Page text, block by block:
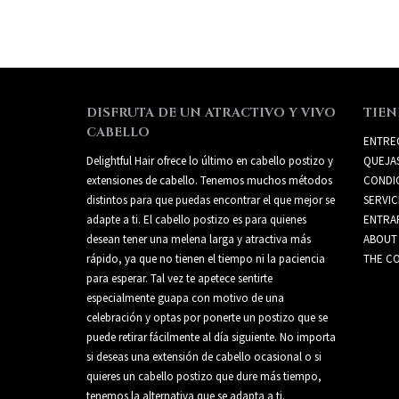
DISFRUTA DE UN ATRACTIVO Y VIVO
CABELLO
Delightful Hair ofrece lo último en cabello postizo y
extensiones de cabello. Tenemos muchos métodos
distintos para que puedas encontrar el que mejor se
adapte a ti. El cabello postizo es para quienes
desean tener una melena larga y atractiva más
rápido, ya que no tienen el tiempo ni la paciencia
para esperar. Tal vez te apetece sentirte
especialmente guapa con motivo de una
celebración y optas por ponerte un postizo que se
puede retirar fácilmente al día siguiente. No importa
si deseas una extensión de cabello ocasional o si
quieres un cabello postizo que dure más tiempo,
tenemos la alternativa que se adapta a ti.
THE